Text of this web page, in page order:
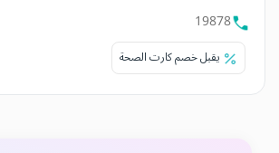
19878
يقبل خصم كارت الصحة